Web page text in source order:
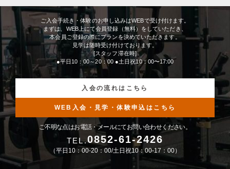
ご入会手続き・体験のお申し込みはWEBで受け付けます。
まずは、WEB上にて会員登録（無料）をしていただき、
本会員ご登録の際にプランを決めていただきます。
見学は随時受け付けております。
[スタッフ滞在時]
●平日10：00～20：00 ●土日祝10：00〜17:00
入会の流れはこちら
WEB入会・見学・体験申込はこちら
ご不明な点はお電話・メールにてお問い合わせください。
TEL.0852-61-2426
（平日10：00-20：00/土日祝10：00-17：00）